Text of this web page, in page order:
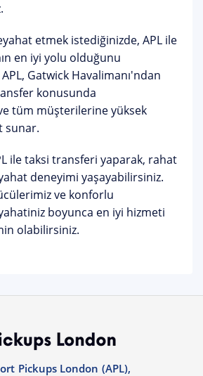
etmek istediğinizde, APL ile
en iyi yolu olduğunu
Gatwick Havalimanı'ndan
konusunda
tüm müşterilerine yüksek
sunar.
ile taksi transferi yaparak, rahat
deneyimi yaşayabilirsiniz.
ve konforlu
boyunca en iyi hizmeti
olabilirsiniz.
Pickups London (APL),